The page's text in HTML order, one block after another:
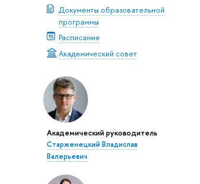
Документы образовательной
программы
Расписание
Академический совет
Академический руководитель
Старженецкий Владислав
Валерьевич